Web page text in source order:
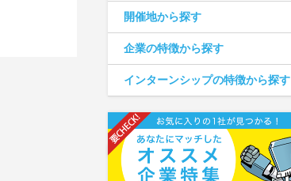
開催地から探す
企業の特徴から探す
インターンシップの特徴から探す